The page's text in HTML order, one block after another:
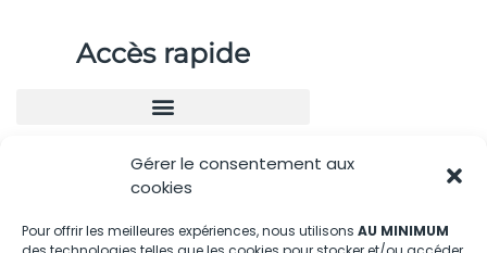
Gérer le consentement aux
cookies
Pour offrir les meilleures expériences, nous utilisons AU MINIMUM
Accès rapide
Nous contacter
04.88.08.75.28